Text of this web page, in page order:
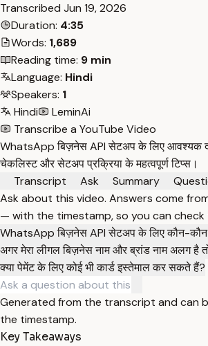
Transcribed Jun 19, 2026
Duration: 4:35
Words: 1,689
Reading time: 9 min
Language: Hindi
Speakers: 1
Hindi
LeminAi
Transcribe a YouTube Video
WhatsApp बिज़नेस API सेटअप के लिए आवश्यक
चेकलिस्ट और सेटअप प्रक्रिया के महत्वपूर्ण टिप्स।
Transcript
Ask Summary
Ask about this video. Answers come
— with the timestamp, so you can check
WhatsApp बिज़नेस API सेटअप के लिए कौन-कौन
अगर मेरा लीगल बिज़नेस नाम और ब्रांड नाम अलग है
क्या पेमेंट के लिए कोई भी कार्ड इस्तेमाल कर सकते हैं?
Generated from the transcript and can
the timestamp.
Key Takeaways